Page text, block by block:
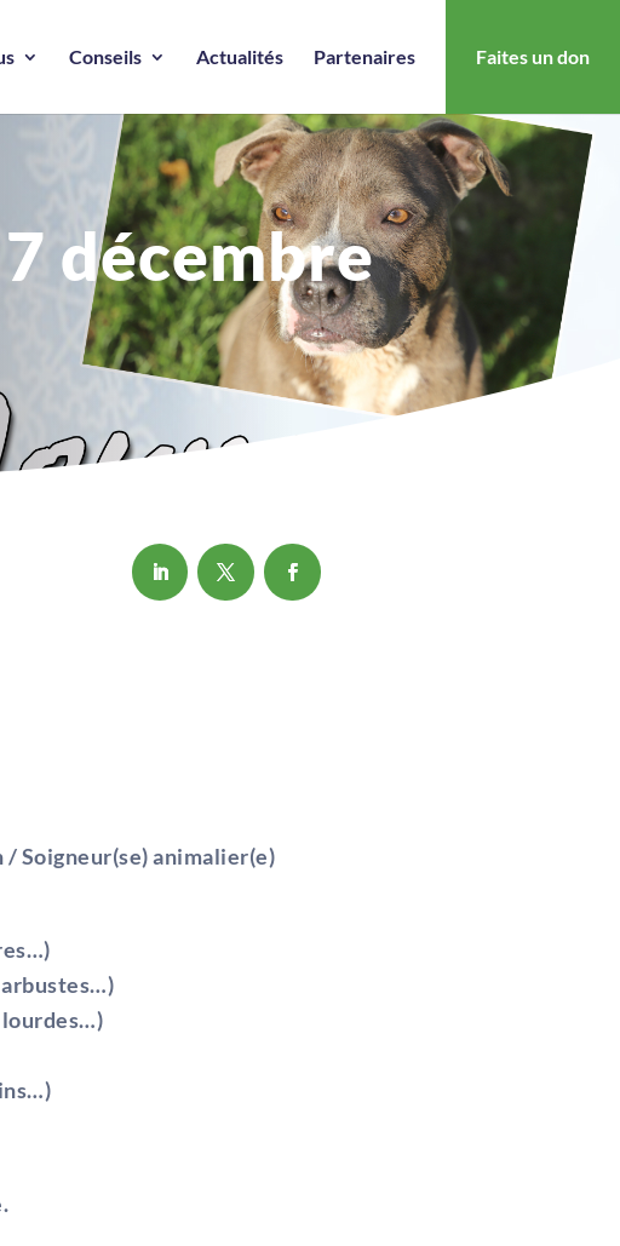
Conseils Actualités Partenaires Faites un don
décembre
Soigneur(se) animalier(e)
arbustes…)
lourdes…)